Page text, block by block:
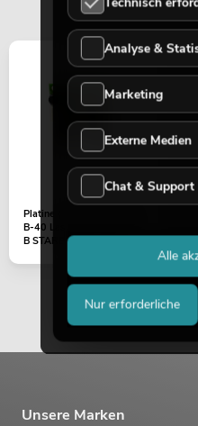
Platine (LED Treiber) LED
B-40 Laser (CRT_DR_LED-
B STARBURST V1.0)
Unsere Marken
Analyse &
Marketing
Externe Medien
Chat & Support
Nur erforderliche
Alle